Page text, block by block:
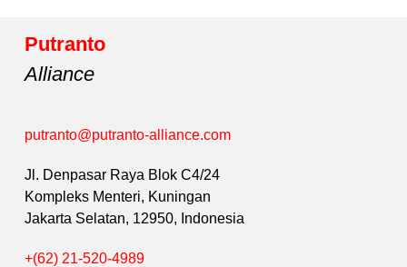
Putranto
Alliance
putranto@putranto-alliance.com
Jl. Denpasar Raya Blok C4/24
Kompleks Menteri, Kuningan
Jakarta Selatan, 12950, Indonesia
+(62) 21-520-4989